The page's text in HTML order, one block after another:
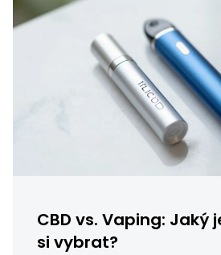
CBD vs. Vaping: Jaký
si vybrat?